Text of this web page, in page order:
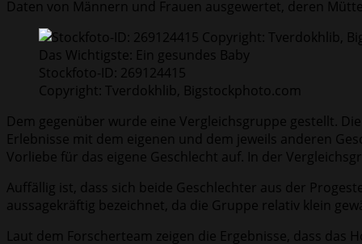
Daten von Männern und Frauen ausgewertet, deren
Das Wichtigste: Ein gesundes Baby
Stockfoto-ID: 269124415
Copyright: Tverdokhlib, Bigstockphoto.com
Dem gegenüber wurde eine Vergleichsgruppe gestellt.
Erlebnisse mit dem eigenen und dem jeweils anderen
Vorliebe für das eigene Geschlecht auf. In der
Auffällig ist, dass sich beide Geschlechter aus der
aussagekräftig bezeichnet, da die Gruppe relativ klein
Laut dem Forscherteam zeigen die Ergebnisse, dass